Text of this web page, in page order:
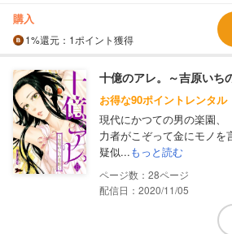
購入
1%還元 ：1ポイント獲得
十億のアレ。～吉原いち
お得な90ポイントレンタル
現代にかつての男の楽園
力者がこぞって金にモノを
疑似...もっと読む
28
配信日：2020/11/05